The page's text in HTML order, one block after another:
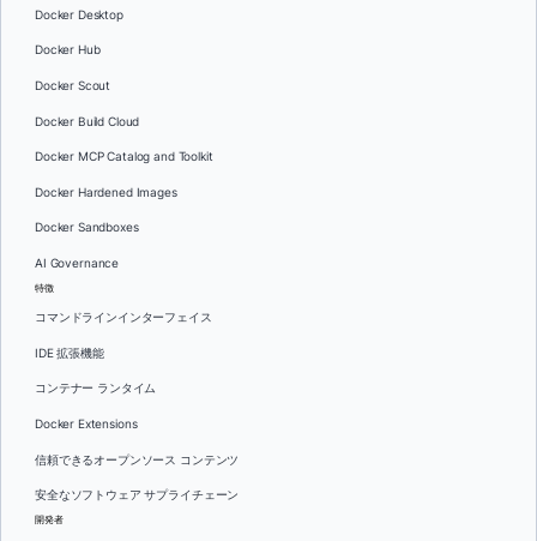
Docker Desktop
Docker Hub
Docker Scout
Docker Build Cloud
Docker MCP Catalog and Toolkit
Docker Hardened Images
Docker Sandboxes
AI Governance
特徴
コマンドラインインターフェイス
IDE 拡張機能
コンテナー ランタイム
Docker Extensions
信頼できるオープンソース コンテンツ
安全なソフトウェア サプライチェーン
開発者